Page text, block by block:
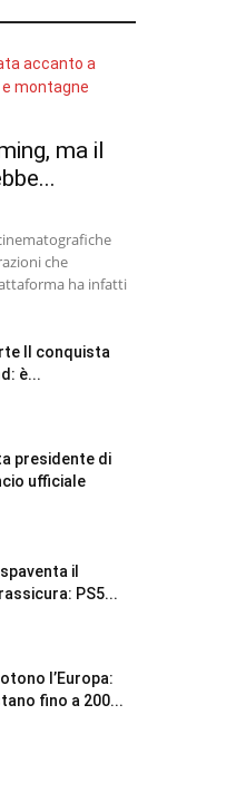
ma il
che
ha infatti
II conquista
è...
presidente di
ufficiale
il
PS5...
l’Europa:
fino a 200...